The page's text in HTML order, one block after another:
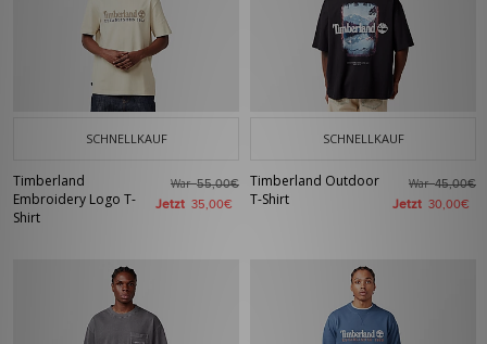
SCHNELLKAUF
Timberland
Embroidery Logo T-
Shirt
War55,00€
Jetzt 35,00€
SCHNELLKAUF
Timberland Outdoor
T-Shirt
War45,00€
Jetzt 30,00€